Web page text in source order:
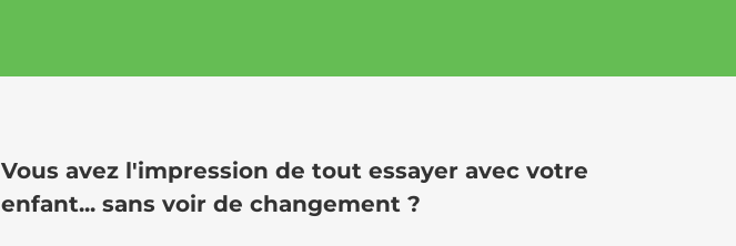
Vous avez l'impression de tout essayer avec votre
enfant... sans voir de changement ?